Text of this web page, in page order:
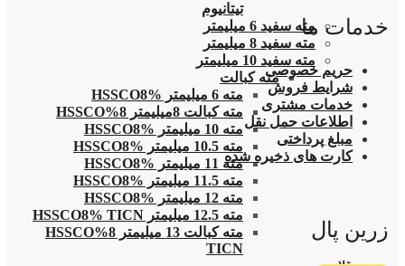
تیتانیوم
مته سفید 6 میلیمتر
مته سفید 8 میلیمتر
مته سفید 10 میلیمتر
مته کبالت
مته 6 میلیمتر HSSCO8%
مته کبالت 8میلیمتر 8%HSSCO
مته 10 میلیمتر HSSCO8%
مته 10.5 میلیمتر HSSCO8%
مته 11 میلیمتر HSSCO8%
مته 11.5 میلیمتر HSSCO8%
مته 12 میلیمتر HSSCO8%
مته 12.5 میلیمتر HSSCO8% TICN
مته کبالت 13 میلیمتر 8%HSSCO
TICN
خدمات ما
حریم خصوصی
شرایط فروش
خدمات مشتری
اطلاعات حمل نقل
مبلغ پرداختی
کارت های ذخیره شده
زرین پال